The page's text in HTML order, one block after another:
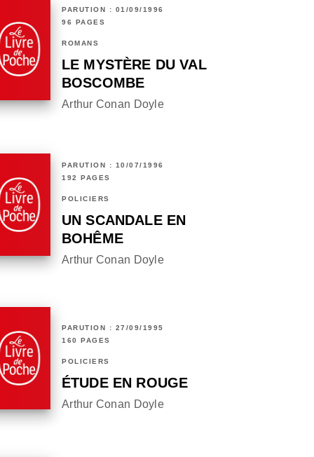
PARUTION : 01/09/1996
96 PAGES
ROMANS
LE MYSTÈRE DU VAL
BOSCOMBE
Arthur Conan Doyle
PARUTION : 10/07/1996
192 PAGES
POLICIERS
UN SCANDALE EN
BOHÊME
Arthur Conan Doyle
PARUTION : 27/09/1995
160 PAGES
POLICIERS
ÉTUDE EN ROUGE
Arthur Conan Doyle